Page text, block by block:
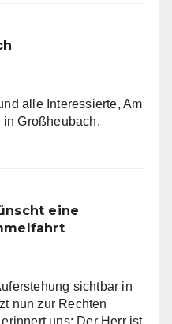
alle Interessierte, Am
in Großheubach.
eine
sichtbar in
nun zur Rechten
uns: Der Herr ist